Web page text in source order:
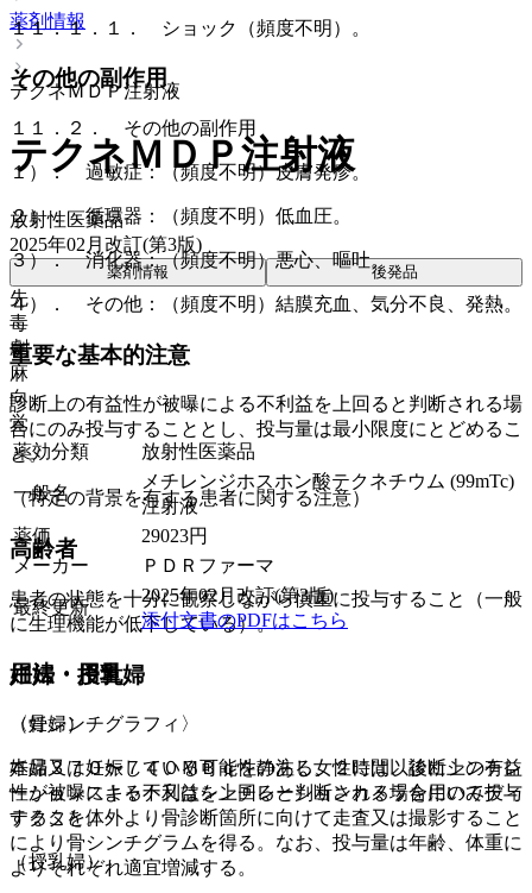
１１．１．１． ショック（頻度不明）。
その他の副作用
１１．２． その他の副作用
１）． 過敏症：（頻度不明）皮膚発疹。
２）． 循環器：（頻度不明）低血圧。
３）． 消化器：（頻度不明）悪心、嘔吐。
４）． その他：（頻度不明）結膜充血、気分不良、発熱。
重要な基本的注意
診断上の有益性が被曝による不利益を上回ると判断される場
合にのみ投与することとし、投与量は最小限度にとどめるこ
と。
（特定の背景を有する患者に関する注意）
高齢者
患者の状態を十分に観察しながら慎重に投与すること（一般
に生理機能が低下している）。
妊婦・授乳婦
（妊婦）
妊婦又は妊娠している可能性のある女性には、診断上の有益
性が被曝による不利益を上回ると判断される場合にのみ投与
すること。
（授乳婦）
薬剤情報
テクネＭＤＰ注射液
テクネＭＤＰ注射液
放射性医薬品
2025年02月改訂(第3版)
薬剤情報 後発品
先
毒
劇
麻
向
覚
薬効分類
放射性医薬品
一般名
メチレンジホスホン酸テクネチウム (99mTc)
注射液
薬価
29023円
メーカー
ＰＤＲファーマ
最終更新
2025年02月改訂(第3版)
添付文書のPDFはこちら
用法・用量
〈骨シンチグラフィ〉
本品３７０〜７４０ＭＢｑを静注し、２時間以後にシンチレ
ーションスキャナ又はシンチレーションカメラを用いてディ
テクタを体外より骨診断箇所に向けて走査又は撮影すること
により骨シンチグラムを得る。なお、投与量は年齢、体重に
よりそれぞれ適宜増減する。